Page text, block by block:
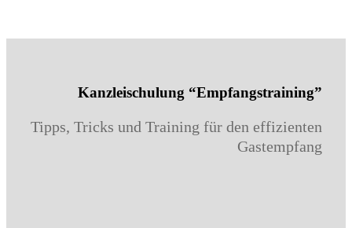
Kanzleischulung “Empfangstraining”
Tipps, Tricks und Training für den effizienten
Gastempfang